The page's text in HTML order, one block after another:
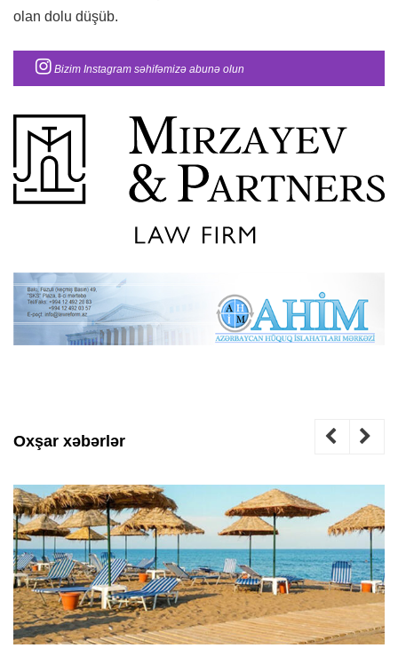
olan dolu düşüb.
Bizim Instagram səhifəmizə abunə olun
Oxşar xəbərlər